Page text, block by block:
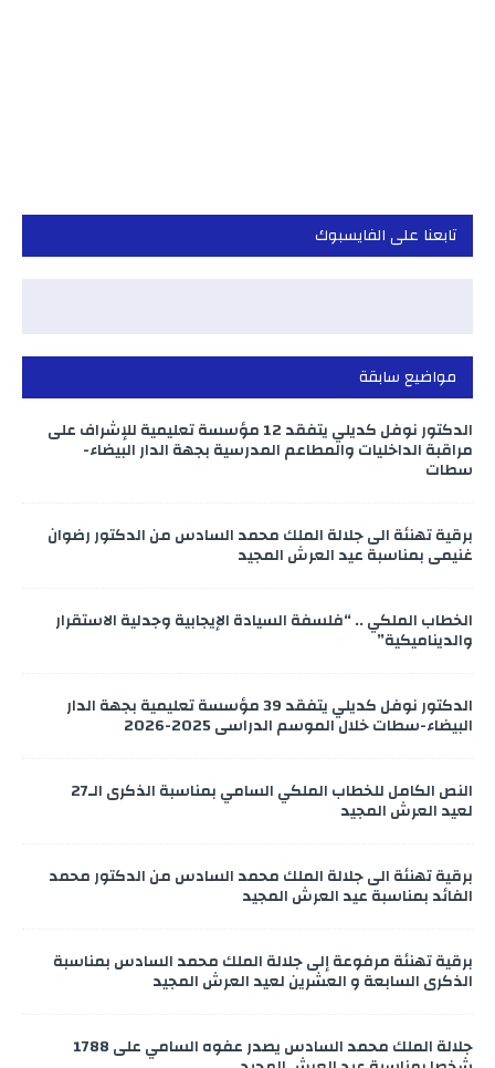
تابعنا على الفايسبوك
مواضيع سابقة
الدكتور نوفل كديلي يتفقد 12 مؤسسة تعليمية للإشراف على
مراقبة الداخليات والمطاعم المدرسية بجهة الدار البيضاء-
سطات
برقية تهنئة الى جلالة الملك محمد السادس من الدكتور رضوان
غنيمي بمناسبة عيد العرش المجيد
الخطاب الملكي .. “فلسفة السيادة الإيجابية وجدلية الاستقرار
والديناميكية”
الدكتور نوفل كديلي يتفقد 39 مؤسسة تعليمية بجهة الدار
البيضاء-سطات خلال الموسم الدراسي 2025-2026
النص الكامل للخطاب الملكي السامي بمناسبة الذكرى الـ27
لعيد العرش المجيد
برقية تهنئة الى جلالة الملك محمد السادس من الدكتور محمد
الفائد بمناسبة عيد العرش المجيد
برقية تهنئة مرفوعة إلى جلالة الملك محمد السادس بمناسبة
الذكرى السابعة و العشرين لعيد العرش المجيد
جلالة الملك محمد السادس يصدر عفوه السامي على 1788